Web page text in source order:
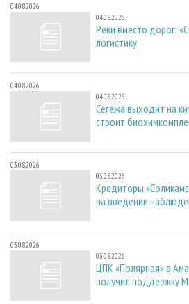
04.08.2026
04.08.2026
Реки вместо дорог:
логистику
04.08.2026
04.08.2026
Сегежа выходит на
строит
03.08.2026
03.08.2026
Кредиторы
на введении
03.08.2026
03.08.2026
ЦПК «Полярная» в
получил поддержку